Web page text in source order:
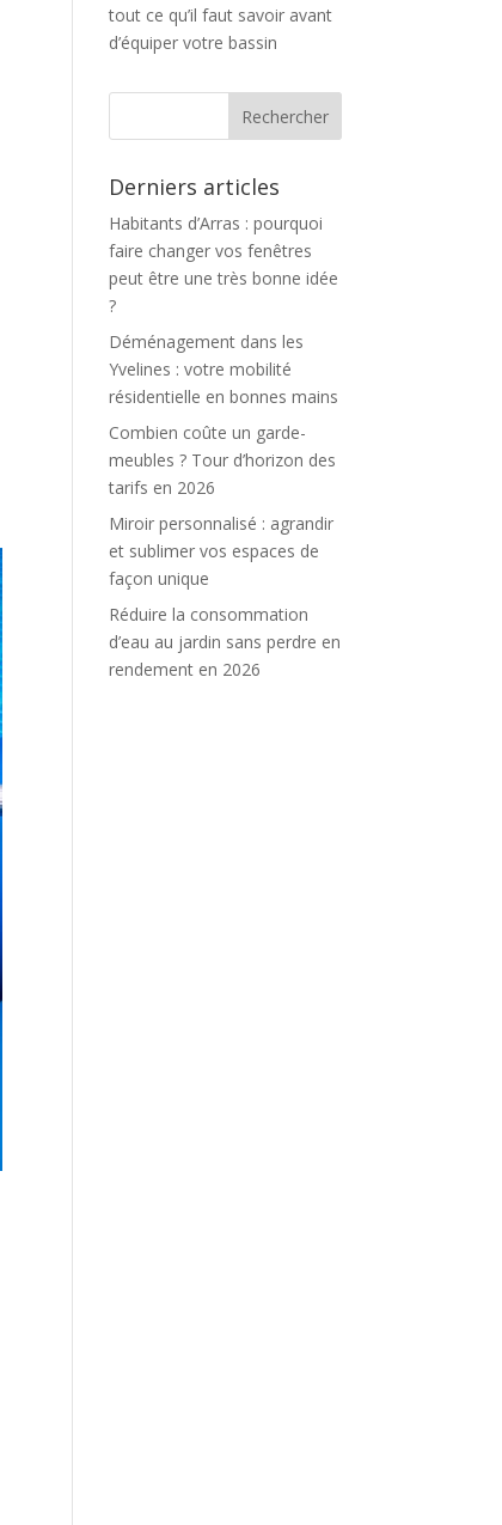
tout ce qu’il faut savoir avant
d’équiper votre bassin
Derniers articles
Habitants d’Arras : pourquoi
faire changer vos fenêtres
peut être une très bonne idée
?
Déménagement dans les
Yvelines : votre mobilité
résidentielle en bonnes mains
Combien coûte un garde-
meubles ? Tour d’horizon des
tarifs en 2026
Miroir personnalisé : agrandir
et sublimer vos espaces de
façon unique
Réduire la consommation
d’eau au jardin sans perdre en
rendement en 2026